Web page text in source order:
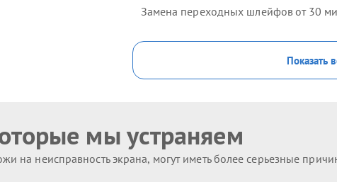
Замена переходных шлейфов 30
Показать
мы устраняем
на неисправность экрана, могут иметь более серьезные